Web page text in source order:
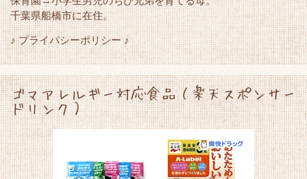
千葉県船橋市に在住。
♪ プライバシーポリシー ♪
ゴマアレルギー対応食品（楽天スポンサー
ドリンク）